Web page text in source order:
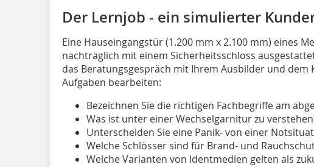
Der Lernjob - ein simulierter
Eine Hauseingangstür (1.200 mm x 2.100 mm) eines
nachträglich mit einem Sicherheitsschloss
das Beratungsgespräch mit Ihrem Ausbilder und dem
Aufgaben bearbeiten:
Bezeichnen Sie die richtigen Fachbegriffe am
Was ist unter einer Wechselgarnitur zu
Unterscheiden Sie eine Panik- von einer
Welche Schlösser sind für Brand- und
Welche Varianten von Identmedien gelten als